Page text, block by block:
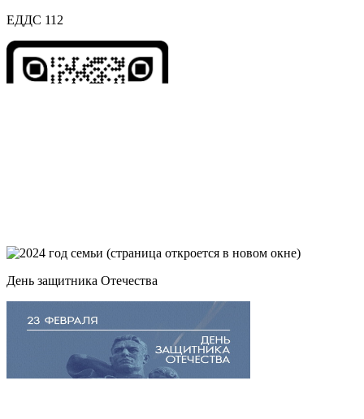
ЕДДС 112
День защитника Отечества